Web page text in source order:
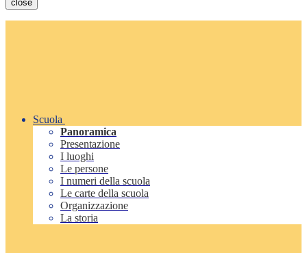
close
Scuola
Panoramica
Presentazione
I luoghi
Le persone
I numeri della scuola
Le carte della scuola
Organizzazione
La storia